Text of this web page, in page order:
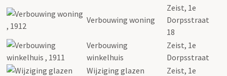
Verbouwing woning
Zeist, 1e
Dorpsstraat
18
Verbouwing
winkelhuis
Zeist, 1e
Dorpsstraat
Wijziging glazen
Zeist, 1e